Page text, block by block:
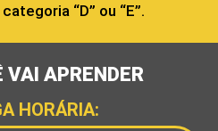
“D” ou “E”.
VAI APRENDER
HORÁRIA: